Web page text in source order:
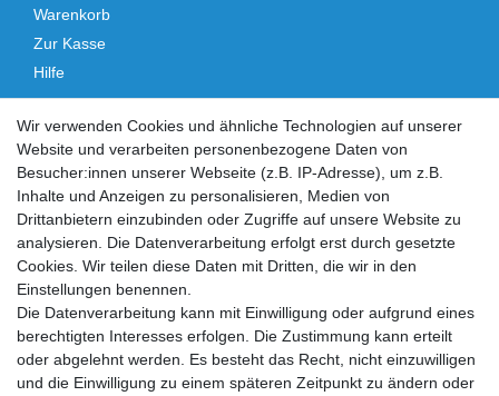
Warenkorb
Zur Kasse
Hilfe
Vertrag widerrufen
Social Media
Facebook Instagram
Sicher einkaufen
Wir verwenden Cookies und ähnliche Technologien auf unserer
Website und verarbeiten personenbezogene Daten von
Besucher:innen unserer Webseite (z.B. IP-Adresse), um z.B.
Inhalte und Anzeigen zu personalisieren, Medien von
Drittanbietern einzubinden oder Zugriffe auf unsere Website zu
analysieren. Die Datenverarbeitung erfolgt erst durch gesetzte
Cookies. Wir teilen diese Daten mit Dritten, die wir in den
Einstellungen benennen.
Die Datenverarbeitung kann mit Einwilligung oder aufgrund eines
berechtigten Interesses erfolgen. Die Zustimmung kann erteilt
oder abgelehnt werden. Es besteht das Recht, nicht einzuwilligen
und die Einwilligung zu einem späteren Zeitpunkt zu ändern oder